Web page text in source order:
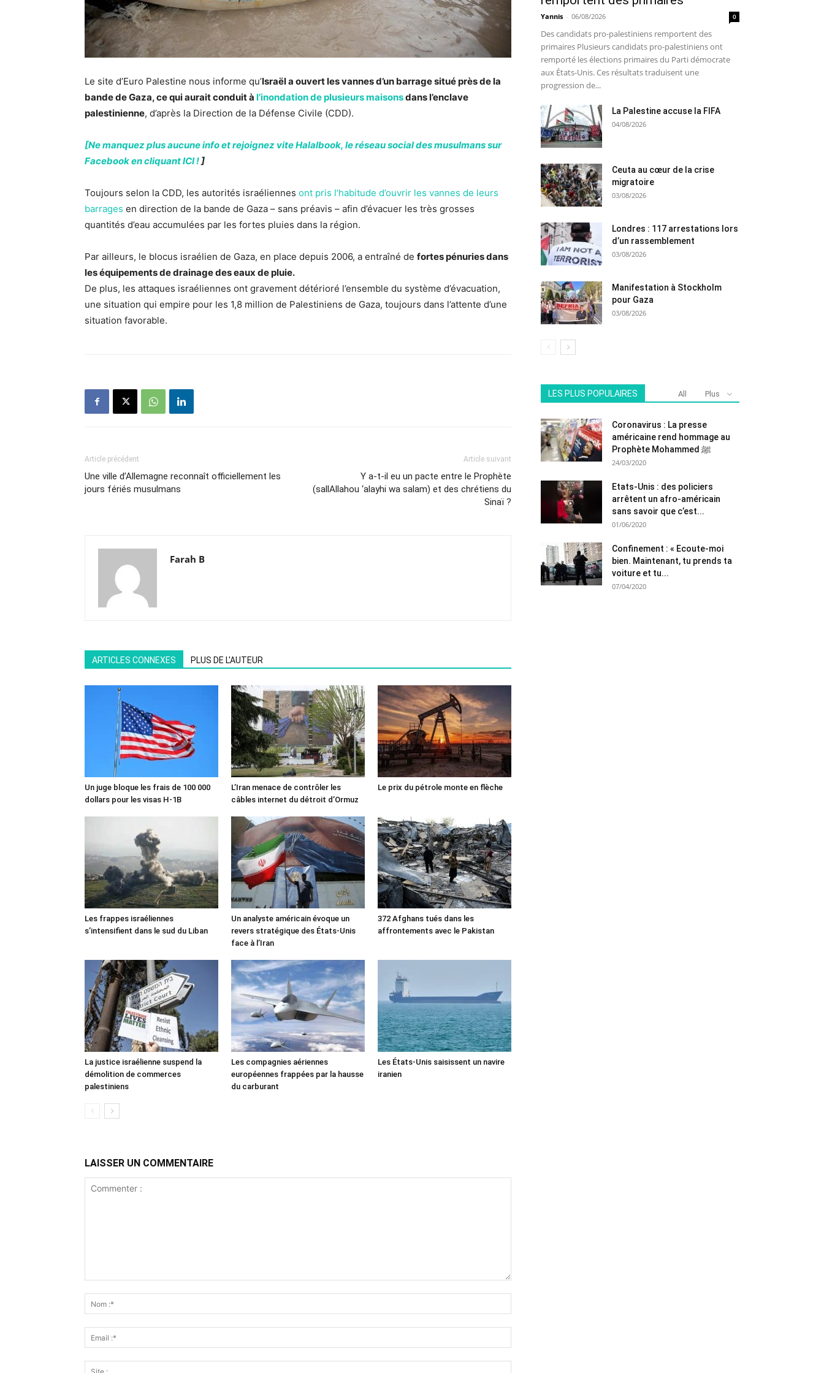
Le site d’Euro Palestine nous informe qu’Israël a ouvert les vannes d’un barrage situé près de la
bande de Gaza, ce qui aurait conduit à l’inondation de plusieurs maisonsdans l’enclave
palestinienne, d’après la Direction de la Défense Civile (CDD).
[Ne manquez plus aucune info et rejoignez vite Halalbook, le réseau social des musulmans sur
Facebook en cliquant ICI !]
Toujours selon la CDD, les autorités israéliennes ont pris l’habitude d’ouvrir les vannes de leurs
barrages en direction de la bande de Gaza – sans préavis – afin d’évacuer les très grosses
quantités d’eau accumulées par les fortes pluies dans la région.
Par ailleurs, le blocus israélien de Gaza, en place depuis 2006, a entraîné de fortes pénuries dans
les équipements de drainage des eaux de pluie.
De plus, les attaques israéliennes ont gravement détérioré l’ensemble du système d’évacuation,
une situation qui empire pour les 1,8 million de Palestiniens de Gaza, toujours dans l’attente d’une
situation favorable.
Article précédent
Une ville d’Allemagne reconnaît officiellement les
jours fériés musulmans
Article suivant
Y a-t-il eu un pacte entre le Prophète
(sallAllahou ‘alayhi wa salam) et des chrétiens du
Sinaï ?
Farah B
ARTICLES CONNEXES PLUS DE L'AUTEUR
Un juge bloque les frais de 100 000
dollars pour les visas H-1B
L’Iran menace de contrôler les
câbles internet du détroit d’Ormuz
Le prix du pétrole monte en flèche
Les frappes israéliennes
s’intensifient dans le sud du Liban
Un analyste américain évoque un
revers stratégique des États-Unis
face à l’Iran
372 Afghans tués dans les
affrontements avec le Pakistan
La justice israélienne suspend la
démolition de commerces
palestiniens
Les compagnies aériennes
européennes frappées par la hausse
du carburant
Les États-Unis saisissent un navire
iranien
LAISSER UN COMMENTAIRE
Yannis - 06/08/2026 0
Des candidats pro-palestiniens remportent des
primaires Plusieurs candidats pro-palestiniens ont
remporté les élections primaires du Parti démocrate
aux États-Unis. Ces résultats traduisent une
progression de...
La Palestine accuse la FIFA
04/08/2026
Ceuta au cœur de la crise
migratoire
03/08/2026
Londres : 117 arrestations lors
d’un rassemblement
03/08/2026
Manifestation à Stockholm
pour Gaza
03/08/2026
LES PLUS POPULAIRES All Plus
Coronavirus : La presse
américaine rend hommage au
Prophète Mohammed ﷺ
24/03/2020
Etats-Unis : des policiers
arrêtent un afro-américain
sans savoir que c’est...
01/06/2020
Confinement : « Ecoute-moi
bien. Maintenant, tu prends ta
voiture et tu...
07/04/2020